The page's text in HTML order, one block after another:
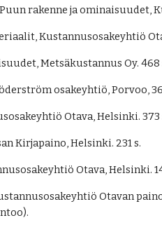
rakenne ja ominaisuudet,
Kustannusosakeyhtiö
Metsäkustannus Oy. 468
osakeyhtiö, Porvoo,
Otava, Helsinki. 373
Kirjapaino, Helsinki. 231 s.
Otava, Helsinki.
Otavan